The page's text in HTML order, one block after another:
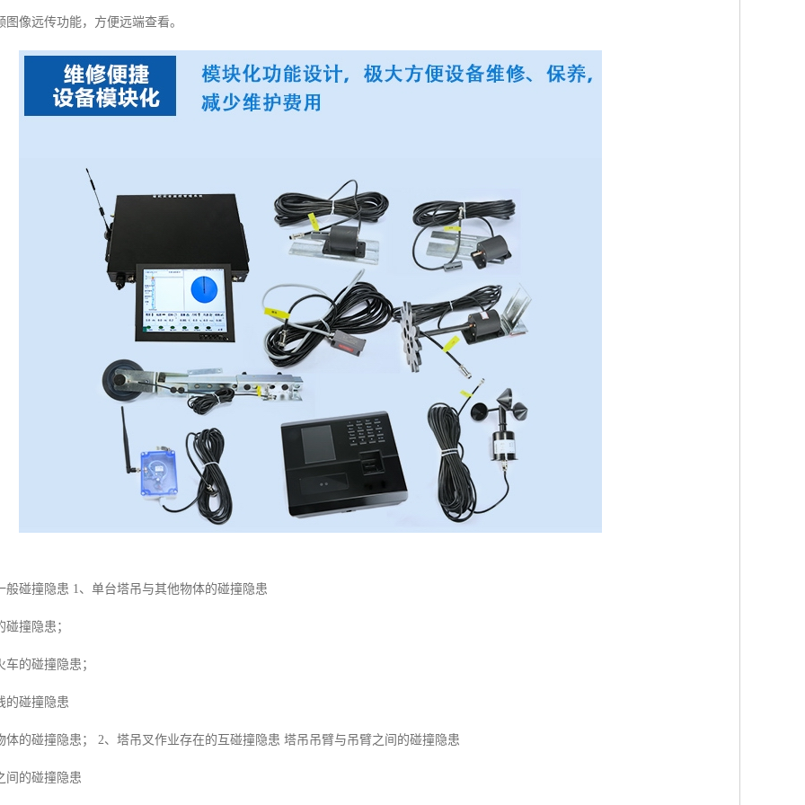
像远传功能，方便远端查看。
般碰撞隐患 1、单台塔吊与其他物体的碰撞隐患
撞隐患；
的碰撞隐患；
的碰撞隐患
体的碰撞隐患； 2、塔吊叉作业存在的互碰撞隐患 塔吊吊臂与吊臂之间的碰撞隐患
间的碰撞隐患